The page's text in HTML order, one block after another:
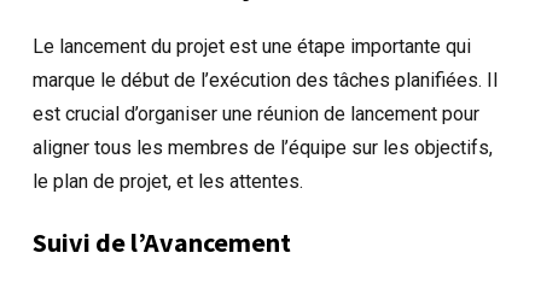
Le lancement du projet est une étape importante qui
marque le début de l’exécution des tâches planifiées. Il
est crucial d’organiser une réunion de lancement pour
aligner tous les membres de l’équipe sur les objectifs,
le plan de projet, et les attentes.
Suivi de l’Avancement